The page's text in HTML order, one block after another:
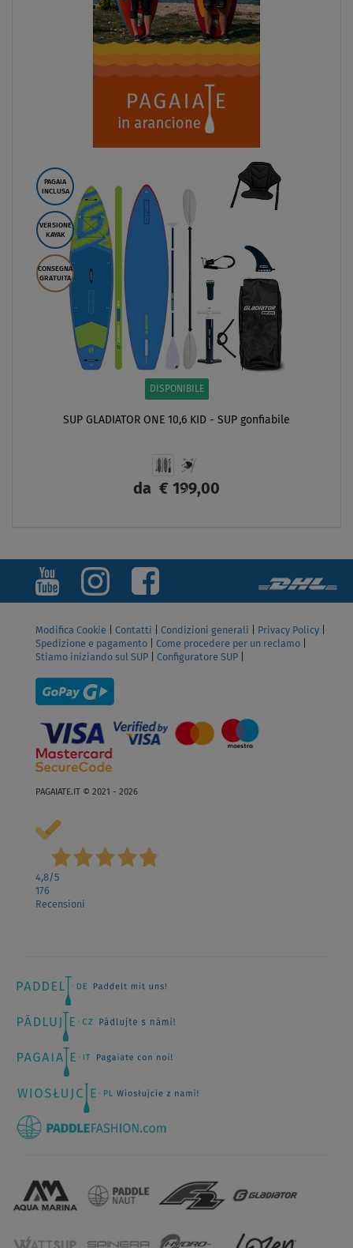
PAGAIA
INCLUSA
VERSIONE
KAYAK
CONSEGNA
GRATUITA
DISPONIBILE
SUP GLADIATOR ONE 10,6 KID - SUP gonfiabile
da € 199,00
Modifica Cookie Contatti Condizioni generali Privacy Policy
Spedizione e pagamento
Come procedere per un reclamo
Stiamo iniziando sul SUP
Configuratore SUP
PAGAIATE.IT © 2021 - 2026
4,8/5
176
Recensioni